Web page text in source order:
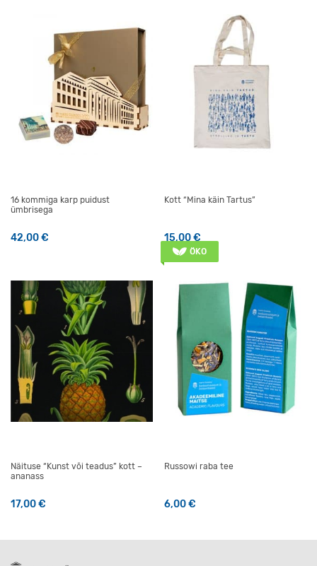
16 kommiga karp puidust
ümbrisega
42,00€
Kott “Mina käin Tartus”
15,00€
Näituse “Kunst või teadus” kott –
ananass
17,00€
ÖKO
Russowi raba tee
6,00€